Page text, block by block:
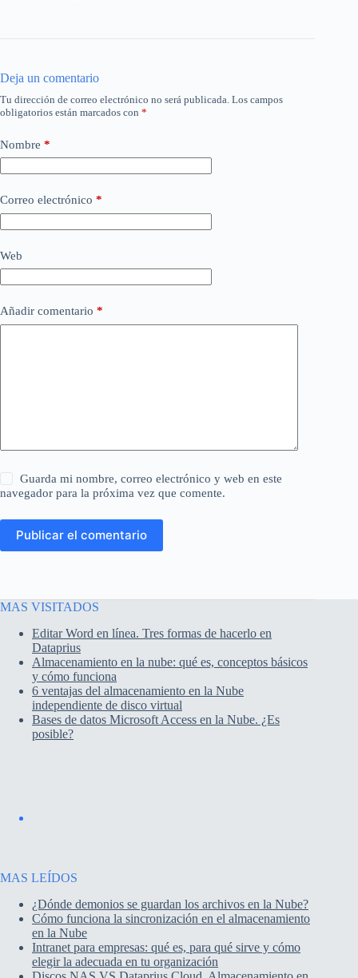
Deja un comentario
Tu dirección de correo electrónico no será publicada. Los campos
obligatorios están marcados con *
Nombre *
Correo electrónico *
Web
Añadir comentario *
Guarda mi nombre, correo electrónico y web en este
navegador para la próxima vez que comente.
Publicar el comentario
MAS VISITADOS
Editar Word en línea. Tres formas de hacerlo en
Dataprius
Almacenamiento en la nube: qué es, conceptos básicos
y cómo funciona
6 ventajas del almacenamiento en la Nube
independiente de disco virtual
Bases de datos Microsoft Access en la Nube. ¿Es
posible?
MAS LEÍDOS
¿Dónde demonios se guardan los archivos en la Nube?
Cómo funciona la sincronización en el almacenamiento
en la Nube
Intranet para empresas: qué es, para qué sirve y cómo
elegir la adecuada en tu organización